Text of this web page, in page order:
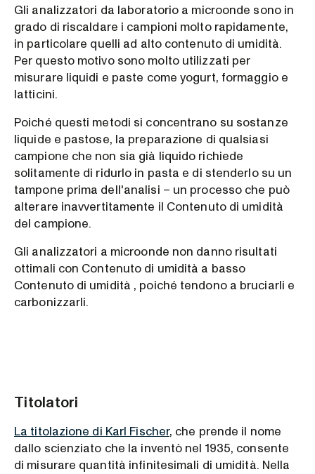
Gli analizzatori da laboratorio a microonde sono in
grado di riscaldare i campioni molto rapidamente,
in particolare quelli ad alto contenuto di umidità.
Per questo motivo sono molto utilizzati per
misurare liquidi e paste come yogurt, formaggio e
latticini.
Poiché questi metodi si concentrano su sostanze
liquide e pastose, la preparazione di qualsiasi
campione che non sia già liquido richiede
solitamente di ridurlo in pasta e di stenderlo su un
tampone prima dell'analisi – un processo che può
alterare inavvertitamente il Contenuto di umidità
del campione.
Gli analizzatori a microonde non danno risultati
ottimali con Contenuto di umidità a basso
Contenuto di umidità , poiché tendono a bruciarli e
carbonizzarli.
Titolatori
La titolazione di Karl Fischer, che prende il nome
dallo scienziato che la inventò nel 1935, consente
di misurare quantità infinitesimali di umidità. Nella